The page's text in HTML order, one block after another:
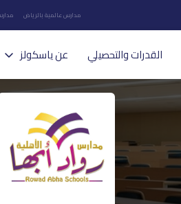
مدارس عالمية بالرياض
القدرات والتحصيلي عن ياسكولز